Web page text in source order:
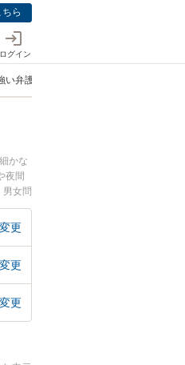
ら
ログイン
弁護士
かな
夜間
女問
変更
変更
変更